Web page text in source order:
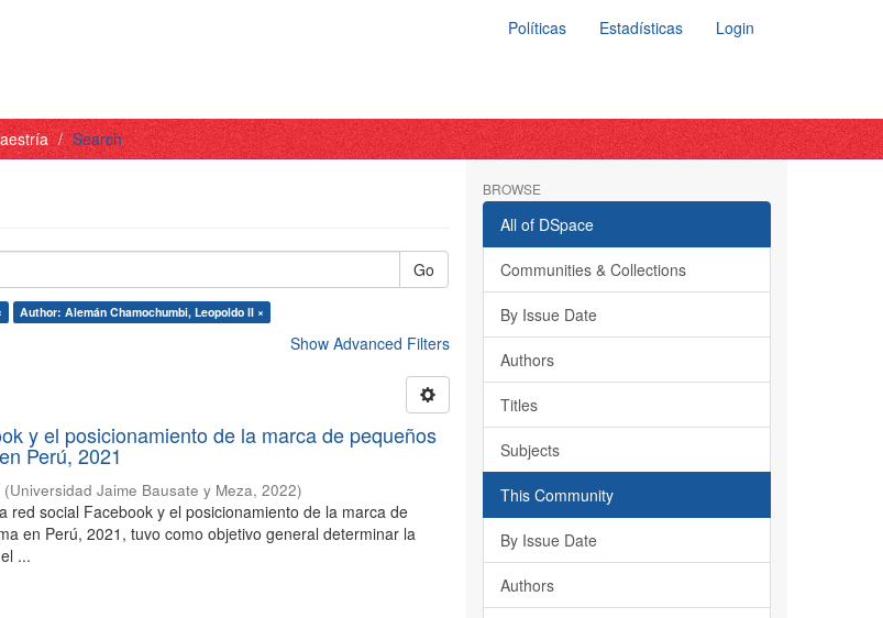
Políticas Estadísticas Login
Search
Go
Author: Alemán Chamochumbi, Leopoldo II ×
Show Advanced Filters
y el posicionamiento de la marca de pequeños
Perú, 2021
(Universidad Jaime Bausate y Meza,2022)
red social Facebook y el posicionamiento de la marca de
en Perú, 2021, tuvo como objetivo general determinar la
...
BROWSE
All of DSpace
Communities & Collections
By Issue Date
Authors
Titles
Subjects
This Community
By Issue Date
Authors